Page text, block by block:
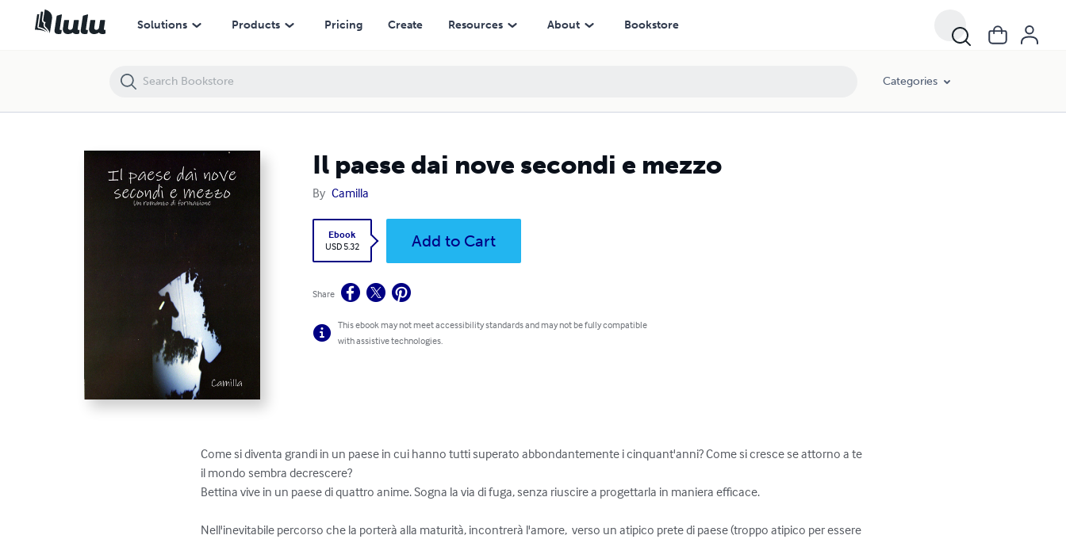
Solutions Products Pricing Create Resources About Bookstore
Categories
Il paese dai nove secondi e mezzo
By Camilla
Ebook
USD 5.32
Add to Cart
Share
This ebook may not meet accessibility standards and may not be fully compatible
with assistive technologies.
Come si diventa grandi in un paese in cui hanno tutti superato abbondantemente i cinquant'anni? Come si cresce se attorno a te
il mondo sembra decrescere?
Bettina vive in un paese di quattro anime. Sogna la via di fuga, senza riuscire a progettarla in maniera efficace.
Nell'inevitabile percorso che la porterà alla maturità, incontrerà l'amore,  verso un atipico prete di paese (troppo atipico per essere
Il paese dai nove secondi e mezzo